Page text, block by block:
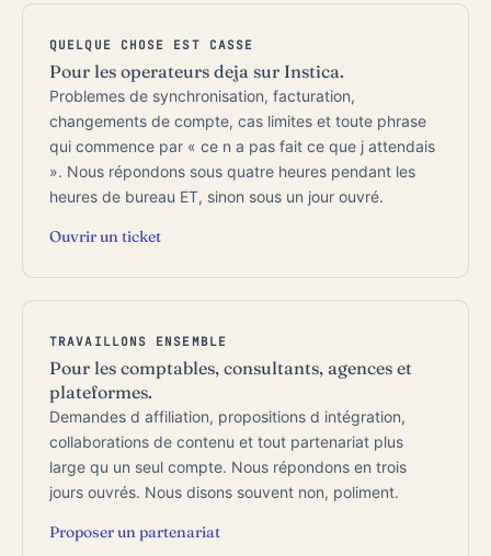
QUELQUE CHOSE EST CASSE
Pour les operateurs deja sur Instica.
Problemes de synchronisation, facturation,
changements de compte, cas limites et toute phrase
qui commence par « ce n a pas fait ce que j attendais
». Nous répondons sous quatre heures pendant les
heures de bureau ET, sinon sous un jour ouvré.
Ouvrir un ticket
TRAVAILLONS ENSEMBLE
Pour les comptables, consultants, agences et
plateformes.
Demandes d affiliation, propositions d intégration,
collaborations de contenu et tout partenariat plus
large qu un seul compte. Nous répondons en trois
jours ouvrés. Nous disons souvent non, poliment.
Proposer un partenariat